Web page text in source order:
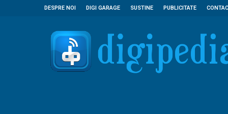
DESPRE NOI DIGI GARAGE SUSTINE PUBLICITATE